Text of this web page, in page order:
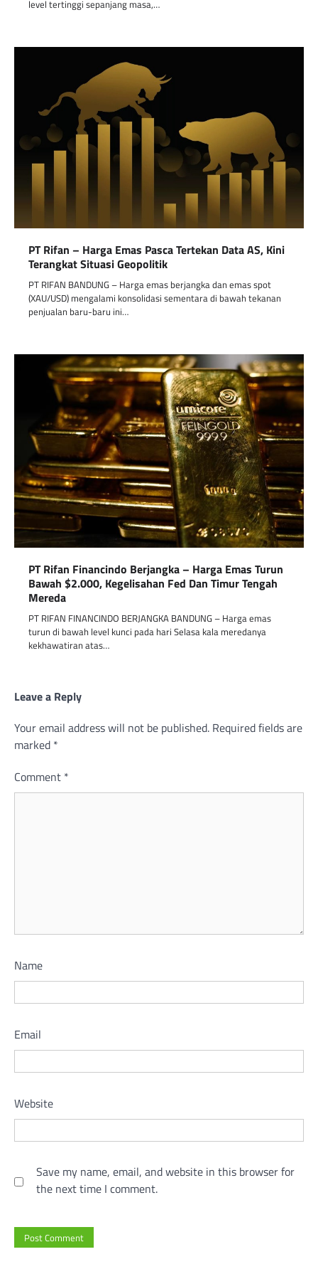
level tertinggi sepanjang masa,…
PT Rifan – Harga Emas Pasca Tertekan Data AS, Kini
Terangkat Situasi Geopolitik
PT RIFAN BANDUNG – Harga emas berjangka dan emas spot
(XAU/USD) mengalami konsolidasi sementara di bawah tekanan
penjualan baru-baru ini…
PT Rifan Financindo Berjangka – Harga Emas Turun
Bawah $2.000, Kegelisahan Fed Dan Timur Tengah
Mereda
PT RIFAN FINANCINDO BERJANGKA BANDUNG – Harga emas
turun di bawah level kunci pada hari Selasa kala meredanya
kekhawatiran atas…
Leave a Reply
Your email address will not be published. Required fields are
marked *
Comment *
Name
Email
Website
Save my name, email, and website in this browser for
the next time I comment.